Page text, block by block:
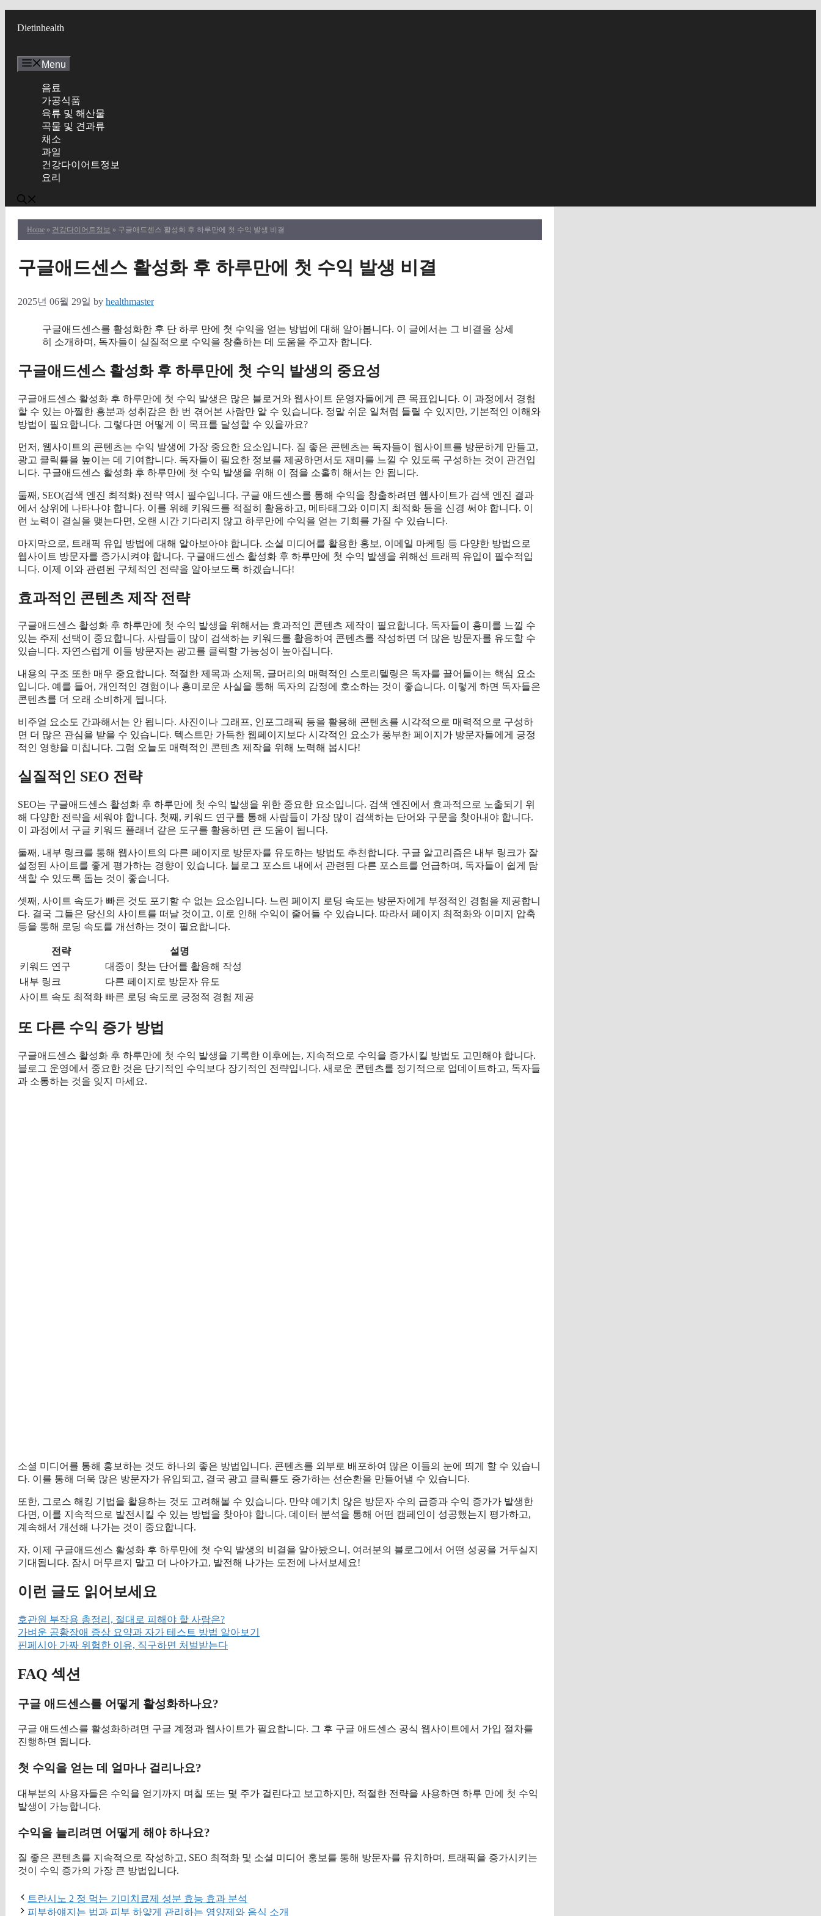
Dietinhealth
Menu
음료
가공식품
육류 및 해산물
곡물 및 견과류
채소
과일
건강다이어트정보
요리
Home » 건강다이어트정보 » 구글애드센스 활성화 후 하루만에 첫 수익 발생 비결
구글애드센스 활성화 후 하루만에 첫 수익 발생 비결
2025년 06월 29일 by healthmaster
구글애드센스를 활성화한 후 단 하루 만에 첫 수익을 얻는 방법에 대해 알아봅니다. 이 글에서는 그 비결을 상세
히 소개하며, 독자들이 실질적으로 수익을 창출하는 데 도움을 주고자 합니다.
구글애드센스 활성화 후 하루만에 첫 수익 발생의 중요성
구글애드센스 활성화 후 하루만에 첫 수익 발생은 많은 블로거와 웹사이트 운영자들에게 큰 목표입니다. 이 과정에서 경험
할 수 있는 아찔한 흥분과 성취감은 한 번 겪어본 사람만 알 수 있습니다. 정말 쉬운 일처럼 들릴 수 있지만, 기본적인 이해와
방법이 필요합니다. 그렇다면 어떻게 이 목표를 달성할 수 있을까요?
먼저, 웹사이트의 콘텐츠는 수익 발생에 가장 중요한 요소입니다. 질 좋은 콘텐츠는 독자들이 웹사이트를 방문하게 만들고,
광고 클릭률을 높이는 데 기여합니다. 독자들이 필요한 정보를 제공하면서도 재미를 느낄 수 있도록 구성하는 것이 관건입
니다. 구글애드센스 활성화 후 하루만에 첫 수익 발생을 위해 이 점을 소홀히 해서는 안 됩니다.
둘째, SEO(검색 엔진 최적화) 전략 역시 필수입니다. 구글 애드센스를 통해 수익을 창출하려면 웹사이트가 검색 엔진 결과
에서 상위에 나타나야 합니다. 이를 위해 키워드를 적절히 활용하고, 메타태그와 이미지 최적화 등을 신경 써야 합니다. 이
런 노력이 결실을 맺는다면, 오랜 시간 기다리지 않고 하루만에 수익을 얻는 기회를 가질 수 있습니다.
마지막으로, 트래픽 유입 방법에 대해 알아보아야 합니다. 소셜 미디어를 활용한 홍보, 이메일 마케팅 등 다양한 방법으로
웹사이트 방문자를 증가시켜야 합니다. 구글애드센스 활성화 후 하루만에 첫 수익 발생을 위해선 트래픽 유입이 필수적입
니다. 이제 이와 관련된 구체적인 전략을 알아보도록 하겠습니다!
효과적인 콘텐츠 제작 전략
구글애드센스 활성화 후 하루만에 첫 수익 발생을 위해서는 효과적인 콘텐츠 제작이 필요합니다. 독자들이 흥미를 느낄 수
있는 주제 선택이 중요합니다. 사람들이 많이 검색하는 키워드를 활용하여 콘텐츠를 작성하면 더 많은 방문자를 유도할 수
있습니다. 자연스럽게 이들 방문자는 광고를 클릭할 가능성이 높아집니다.
내용의 구조 또한 매우 중요합니다. 적절한 제목과 소제목, 글머리의 매력적인 스토리텔링은 독자를 끌어들이는 핵심 요소
입니다. 예를 들어, 개인적인 경험이나 흥미로운 사실을 통해 독자의 감정에 호소하는 것이 좋습니다. 이렇게 하면 독자들은
콘텐츠를 더 오래 소비하게 됩니다.
비주얼 요소도 간과해서는 안 됩니다. 사진이나 그래프, 인포그래픽 등을 활용해 콘텐츠를 시각적으로 매력적으로 구성하
면 더 많은 관심을 받을 수 있습니다. 텍스트만 가득한 웹페이지보다 시각적인 요소가 풍부한 페이지가 방문자들에게 긍정
적인 영향을 미칩니다. 그럼 오늘도 매력적인 콘텐츠 제작을 위해 노력해 봅시다!
실질적인 SEO 전략
SEO는 구글애드센스 활성화 후 하루만에 첫 수익 발생을 위한 중요한 요소입니다. 검색 엔진에서 효과적으로 노출되기 위
해 다양한 전략을 세워야 합니다. 첫째, 키워드 연구를 통해 사람들이 가장 많이 검색하는 단어와 구문을 찾아내야 합니다.
이 과정에서 구글 키워드 플래너 같은 도구를 활용하면 큰 도움이 됩니다.
둘째, 내부 링크를 통해 웹사이트의 다른 페이지로 방문자를 유도하는 방법도 추천합니다. 구글 알고리즘은 내부 링크가 잘
설정된 사이트를 좋게 평가하는 경향이 있습니다. 블로그 포스트 내에서 관련된 다른 포스트를 언급하며, 독자들이 쉽게 탐
색할 수 있도록 돕는 것이 좋습니다.
셋째, 사이트 속도가 빠른 것도 포기할 수 없는 요소입니다. 느린 페이지 로딩 속도는 방문자에게 부정적인 경험을 제공합니
다. 결국 그들은 당신의 사이트를 떠날 것이고, 이로 인해 수익이 줄어들 수 있습니다. 따라서 페이지 최적화와 이미지 압축
등을 통해 로딩 속도를 개선하는 것이 필요합니다.
전략
설명
키워드 연구
대중이 찾는 단어를 활용해 작성
내부 링크
다른 페이지로 방문자 유도
사이트 속도 최적화 빠른 로딩 속도로 긍정적 경험 제공
또 다른 수익 증가 방법
구글애드센스 활성화 후 하루만에 첫 수익 발생을 기록한 이후에는, 지속적으로 수익을 증가시킬 방법도 고민해야 합니다.
블로그 운영에서 중요한 것은 단기적인 수익보다 장기적인 전략입니다. 새로운 콘텐츠를 정기적으로 업데이트하고, 독자들
과 소통하는 것을 잊지 마세요.
소셜 미디어를 통해 홍보하는 것도 하나의 좋은 방법입니다. 콘텐츠를 외부로 배포하여 많은 이들의 눈에 띄게 할 수 있습니
다. 이를 통해 더욱 많은 방문자가 유입되고, 결국 광고 클릭률도 증가하는 선순환을 만들어낼 수 있습니다.
또한, 그로스 해킹 기법을 활용하는 것도 고려해볼 수 있습니다. 만약 예기치 않은 방문자 수의 급증과 수익 증가가 발생한
다면, 이를 지속적으로 발전시킬 수 있는 방법을 찾아야 합니다. 데이터 분석을 통해 어떤 캠페인이 성공했는지 평가하고,
계속해서 개선해 나가는 것이 중요합니다.
자, 이제 구글애드센스 활성화 후 하루만에 첫 수익 발생의 비결을 알아봤으니, 여러분의 블로그에서 어떤 성공을 거두실지
기대됩니다. 잠시 머무르지 말고 더 나아가고, 발전해 나가는 도전에 나서보세요!
이런 글도 읽어보세요
호관원 부작용 총정리, 절대로 피해야 할 사람은?
가벼운 공황장애 증상 요약과 자가 테스트 방법 알아보기
핀페시아 가짜 위험한 이유, 직구하면 처벌받는다
FAQ 섹션
구글 애드센스를 어떻게 활성화하나요?
구글 애드센스를 활성화하려면 구글 계정과 웹사이트가 필요합니다. 그 후 구글 애드센스 공식 웹사이트에서 가입 절차를
진행하면 됩니다.
첫 수익을 얻는 데 얼마나 걸리나요?
대부분의 사용자들은 수익을 얻기까지 며칠 또는 몇 주가 걸린다고 보고하지만, 적절한 전략을 사용하면 하루 만에 첫 수익
발생이 가능합니다.
수익을 늘리려면 어떻게 해야 하나요?
질 좋은 콘텐츠를 지속적으로 작성하고, SEO 최적화 및 소셜 미디어 홍보를 통해 방문자를 유치하며, 트래픽을 증가시키는
것이 수익 증가의 가장 큰 방법입니다.
트란시노 2 정 먹는 기미치료제 성분 효능 효과 분석
피부하얘지는 법과 피부 하얗게 관리하는 영양제와 음식 소개